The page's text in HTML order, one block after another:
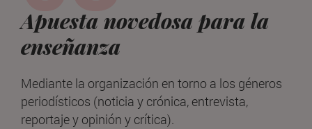
Apuesta novedosa para la
enseñanza
Mediante la organización en torno a los géneros
periodísticos (noticia y crónica, entrevista,
reportaje y opinión y crítica).